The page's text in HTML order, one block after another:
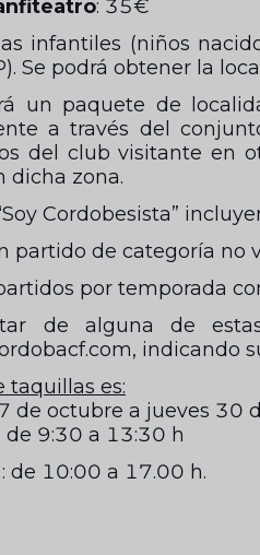
: 35€
infantiles (niños
Se podrá obtener la
un paquete de
a través del
del club visitante en
dicha zona.
Cordobesista”
partido de categoría no
por temporada
de alguna de
indicando
taquillas es:
de octubre a jueves 30
de 9:30 a 13:30 h
de 10:00 a 17.00 h.